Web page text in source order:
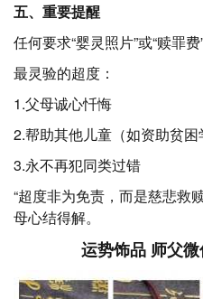
五、重要提醒
任何要求“婴灵照片”或“赎罪费
最灵验的超度：
1.父母诚心忏悔
2.帮助其他儿童（如资助贫困
3.永不再犯同类过错
“超度非为免责，而是慈悲救
母心结得解。
运势饰品 师父